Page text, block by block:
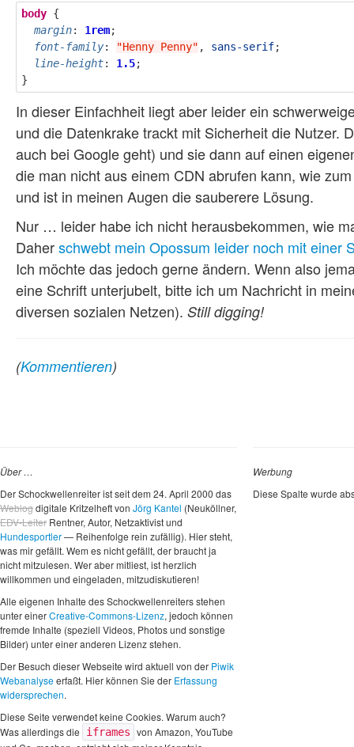
body {
margin: 1rem;
font-family: "Henny Penny" , sans-serif;
line-height: 1.5;
}
In dieser Einfachheit liegt aber leider ein
und die Datenkrake trackt mit Sicherheit die Nutzer.
auch bei Google geht) und sie dann auf einen
die man nicht aus einem CDN abrufen kann, wie
und ist in meinen Augen die sauberere Lösung.
Nur … leider habe ich nicht herausbekommen, wie
Daherschwebt mein Opossum leider noch mit einer
Ich möchte das jedoch gerne ändern. Wenn also
eine Schrift unterjubelt, bitte ich um Nachricht in
diversen sozialen Netzen). Still digging!
(Kommentieren)
Über …
Der Schockwellenreiter ist seit dem 24. April 2000 das
Weblogdigitale Kritzelheft von Jörg Kantel (Neuköllner,
EDV-Leiter Rentner, Autor, Netzaktivist und
Hundesportler— Reihenfolge rein zufällig). Hier steht,
was mir gefällt. Wem es nicht gefällt, der braucht ja
nicht mitzulesen. Wer aber mitliest, ist herzlich
willkommen und eingeladen, mitzudiskutieren!
Alle eigenen Inhalte des Schockwellenreiters stehen
unter einerCreative-Commons-Lizenz, jedoch können
fremde Inhalte (speziell Videos, Photos und sonstige
Bilder) unter einer anderen Lizenz stehen.
Der Besuch dieser Webseite wird aktuell von der Piwik
Webanalyseerfaßt. Hier können Sie der Erfassung
widersprechen.
Diese Seite verwendet keine Cookies. Warum auch?
Was allerdings die
iframes von Amazon, YouTube
Werbung
Diese Spalte wurde